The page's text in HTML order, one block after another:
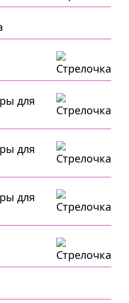
для
для
для